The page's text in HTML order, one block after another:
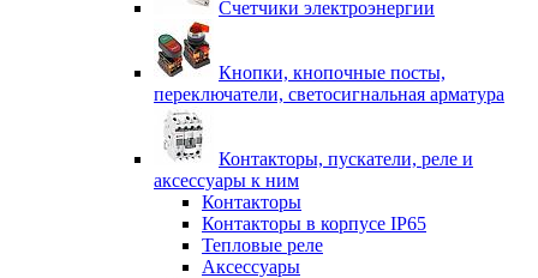
Счетчики электроэнергии
Кнопки, кнопочные посты,
переключатели, светосигнальная арматура
Контакторы, пускатели, реле и
аксессуары к ним
Контакторы
Контакторы в корпусе IP65
Тепловые реле
Аксессуары